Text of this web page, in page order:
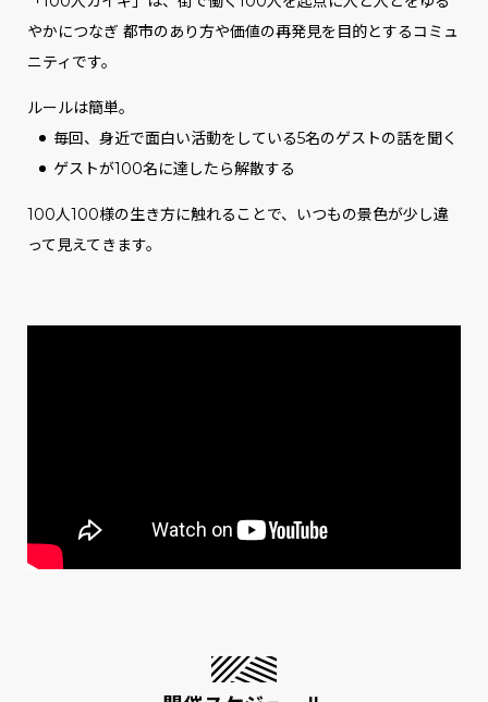
やかにつなぎ 都市のあり方や価値の再発見を目的とするコミュ
ニティです。
ルールは簡単。
毎回、身近で面白い活動をしている5名のゲストの話を聞く
ゲストが100名に達したら解散する
100人100様の生き方に触れることで、いつもの景色が少し違
って見えてきます。